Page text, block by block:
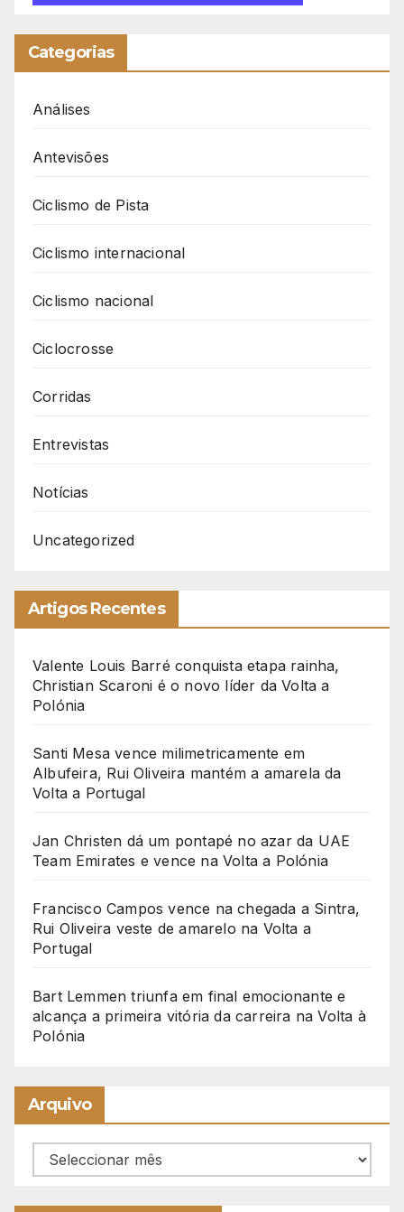
Categorias
Análises
Antevisões
Ciclismo de Pista
Ciclismo internacional
Ciclismo nacional
Ciclocrosse
Corridas
Entrevistas
Notícias
Uncategorized
Artigos Recentes
Valente Louis Barré conquista etapa rainha,
Christian Scaroni é o novo líder da Volta a
Polónia
Santi Mesa vence milimetricamente em
Albufeira, Rui Oliveira mantém a amarela da
Volta a Portugal
Jan Christen dá um pontapé no azar da UAE
Team Emirates e vence na Volta a Polónia
Francisco Campos vence na chegada a Sintra,
Rui Oliveira veste de amarelo na Volta a
Portugal
Bart Lemmen triunfa em final emocionante e
alcança a primeira vitória da carreira na Volta à
Polónia
Arquivo
Arquivo